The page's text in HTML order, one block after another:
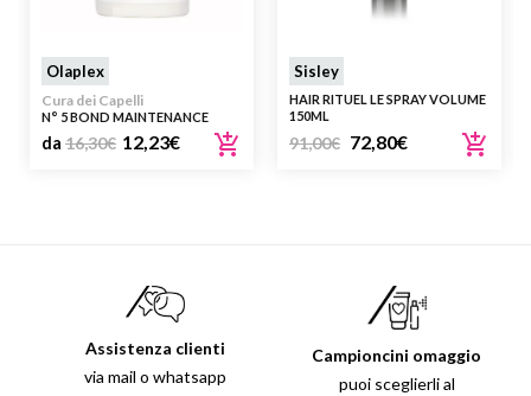
Olaplex
Cura dei Capelli
N° 5 BOND MAINTENANCE
CONDITIONER BALSAMO
da 16,30€ 12,23€
Sisley
HAIR RITUEL LE SPRAY VOLUME
150ML
91,00€ 72,80€
Assistenza clienti
via mail o whatsapp
Campioncini omaggio
puoi sceglierli al